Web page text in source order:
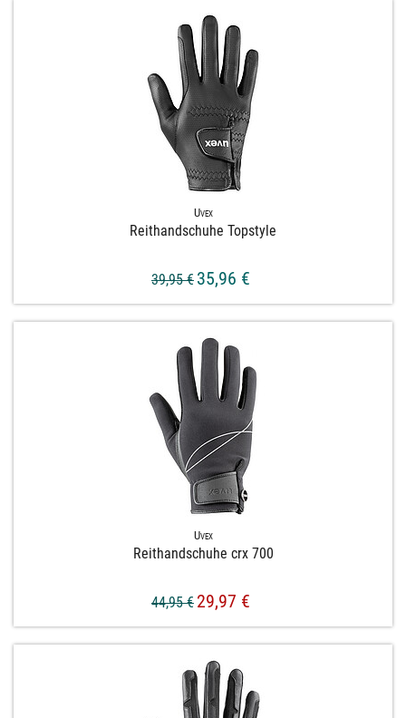
Uvex
Reithandschuhe Topstyle
39,95 € 35,96 €
Uvex
Reithandschuhe crx 700
44,95 € 29,97 €